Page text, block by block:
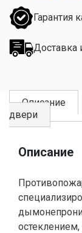
Гарантия
Доставка
Описание
двери
Описание
остеклением,